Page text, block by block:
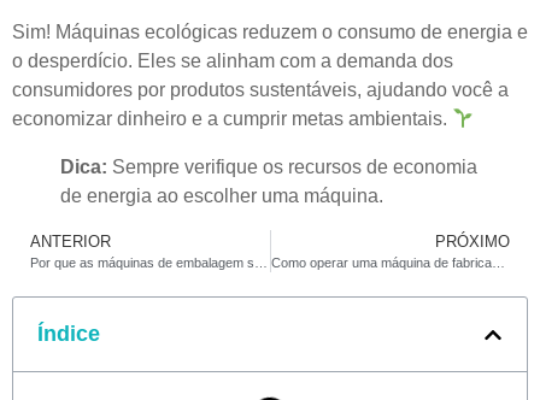
Sim! Máquinas ecológicas reduzem o consumo de energia e
o desperdício. Eles se alinham com a demanda dos
consumidores por produtos sustentáveis, ajudando você a
economizar dinheiro e a cumprir metas ambientais.
Dica: Sempre verifique os recursos de economia
de energia ao escolher uma máquina.
ANTERIOR PRÓXIMO
Como operar uma máquina de fabricação de isqueiro a gás
Índice